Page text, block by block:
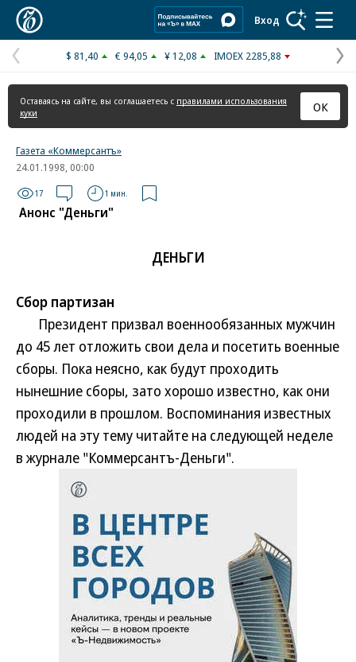
Вход
Предыдущая
страница
$ 81,40 € 94,05 ¥ 12,08 IMOEX 2285,88
Оставаясь на сайте, вы соглашаетесь с правилами использования
куки
ОК
Газета «Коммерсантъ»
24.01.1998, 00:00
17 1 мин.
Анонс "Деньги"
ДЕНЬГИ
Сбор партизан
Президент призвал военнообязанных мужчин
до 45 лет отложить свои дела и посетить военные
сборы. Пока неясно, как будут проходить
нынешние сборы, зато хорошо известно, как они
проходили в прошлом. Воспоминания известных
людей на эту тему читайте на следующей неделе
в журнале "Коммерсантъ-Деньги".